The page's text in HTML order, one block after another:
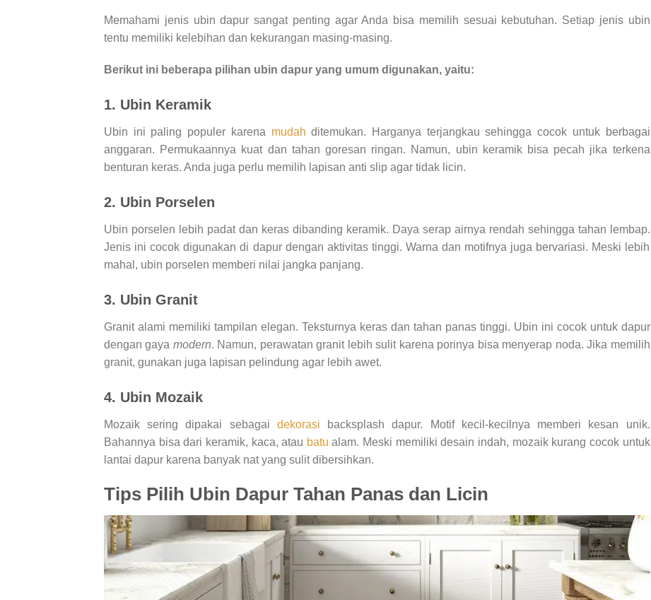
Memahami jenis ubin dapur sangat penting agar Anda bisa memilih sesuai kebutuhan. Setiap jenis ubin
tentu memiliki kelebihan dan kekurangan masing-masing.
Berikut ini beberapa pilihan ubin dapur yang umum digunakan, yaitu:
1. Ubin Keramik
Ubin ini paling populer karena mudah ditemukan. Harganya terjangkau sehingga cocok untuk berbagai
anggaran. Permukaannya kuat dan tahan goresan ringan. Namun, ubin keramik bisa pecah jika terkena
benturan keras. Anda juga perlu memilih lapisan anti slip agar tidak licin.
2. Ubin Porselen
Ubin porselen lebih padat dan keras dibanding keramik. Daya serap airnya rendah sehingga tahan lembap.
Jenis ini cocok digunakan di dapur dengan aktivitas tinggi. Warna dan motifnya juga bervariasi. Meski lebih
mahal, ubin porselen memberi nilai jangka panjang.
3. Ubin Granit
Granit alami memiliki tampilan elegan. Teksturnya keras dan tahan panas tinggi. Ubin ini cocok untuk dapur
dengan gaya modern. Namun, perawatan granit lebih sulit karena porinya bisa menyerap noda. Jika memilih
granit, gunakan juga lapisan pelindung agar lebih awet.
4. Ubin Mozaik
Mozaik sering dipakai sebagai dekorasi backsplash dapur. Motif kecil-kecilnya memberi kesan unik.
Bahannya bisa dari keramik, kaca, atau batu alam. Meski memiliki desain indah, mozaik kurang cocok untuk
lantai dapur karena banyak nat yang sulit dibersihkan.
Tips Pilih Ubin Dapur Tahan Panas dan Licin